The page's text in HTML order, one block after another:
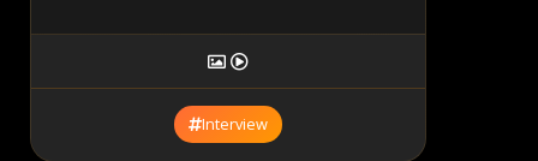
Interview